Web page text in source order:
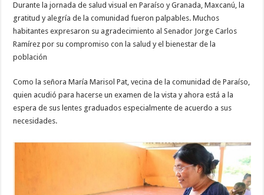
Durante la jornada de salud visual en Paraíso y Granada, Maxcanú, la
gratitud y alegría de la comunidad fueron palpables. Muchos
habitantes expresaron su agradecimiento al Senador Jorge Carlos
Ramírez por su compromiso con la salud y el bienestar de la
población
Como la señora María Marisol Pat, vecina de la comunidad de Paraíso,
quien acudió para hacerse un examen de la vista y ahora está a la
espera de sus lentes graduados especialmente de acuerdo a sus
necesidades.